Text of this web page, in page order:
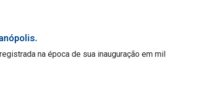
na época de sua inauguração em mil